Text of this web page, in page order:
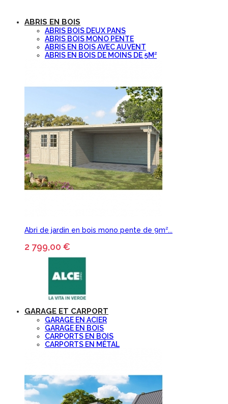
ABRIS EN BOIS
ABRIS BOIS DEUX PANS
ABRIS BOIS MONO PENTE
ABRIS EN BOIS AVEC AUVENT
ABRIS EN BOIS DE MOINS DE 5M²
Abri de jardin en bois mono pente de 9m²...
2 799,00 €
GARAGE ET CARPORT
GARAGE EN ACIER
GARAGE EN BOIS
CARPORTS EN BOIS
CARPORTS EN MÉTAL